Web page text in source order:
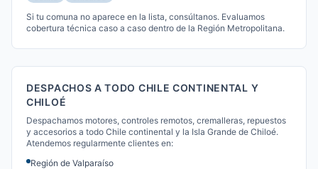
Si tu comuna no aparece en la lista, consúltanos. Evaluamos
cobertura técnica caso a caso dentro de la Región Metropolitana.
DESPACHOS A TODO CHILE CONTINENTAL Y
CHILOÉ
Despachamos motores, controles remotos, cremalleras, repuestos
y accesorios a todo Chile continental y la Isla Grande de Chiloé.
Atendemos regularmente clientes en:
Región de Valparaíso